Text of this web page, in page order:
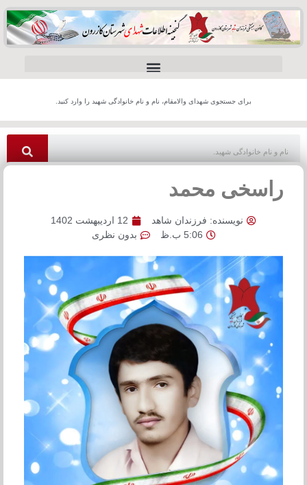
برای جستجوی شهدای والامقام، نام و نام خانوادگی شهید را وارد کنید.
راسخی محمد
نویسنده: فرزندان شاهد
12 اردیبهشت 1402
5:06 ب.ظ
بدون نظری